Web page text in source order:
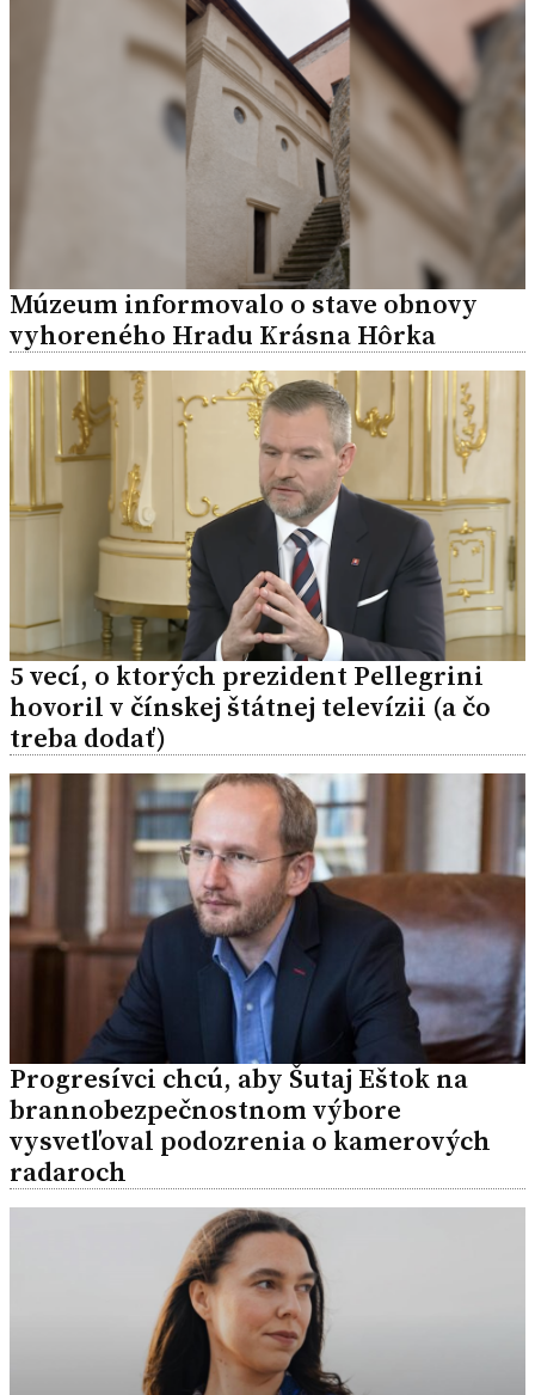
Múzeum informovalo o stave obnovy
vyhoreného Hradu Krásna Hôrka
5 vecí, o ktorých prezident Pellegrini
hovoril v čínskej štátnej televízii (a čo
treba dodať)
Progresívci chcú, aby Šutaj Eštok na
brannobezpečnostnom výbore
vysvetľoval podozrenia o kamerových
radaroch